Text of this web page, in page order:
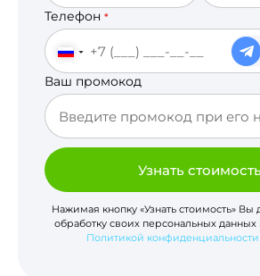
Телефон *
Ваш промокод
Узнать
Нажимая кнопку «Узнать стоимость» Вы
обработку своих персональных данных
Политикой конфиденциальности